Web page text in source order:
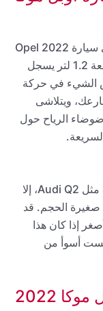
يتم خفض ضوضاء الطريق والتعليق جيدًا في سيارة 2022 Opel
Mokka عند السرعة، لكن محرك البنزين سعة 1.2 لتر يسجل
الشيء في حركة
ويتلاشى
الرياح حول
في حين أنها ليست صامتة كالبدائل الممتازة مثل Audi Q2، إلا
صغيرة الحجم. قد
إذا كان هذا
أسوأ من
2022